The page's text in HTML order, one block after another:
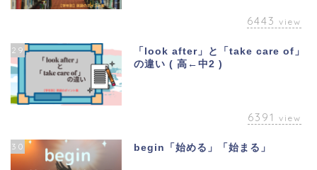
6443 view
29
「look after」と「take care of」
の違い ( 高←中2 )
6391 view
30 begin「始める」「始まる」